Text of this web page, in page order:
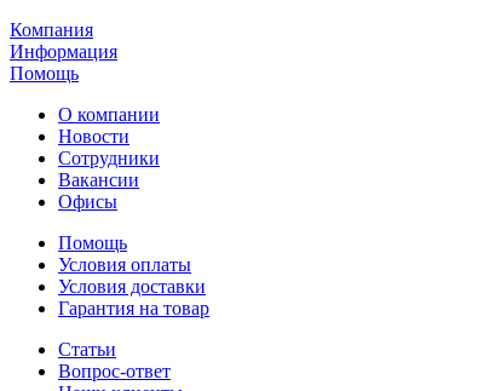
Компания
Информация
Помощь
О компании
Новости
Сотрудники
Вакансии
Офисы
Помощь
Условия оплаты
Условия доставки
Гарантия на товар
Статьи
Вопрос-ответ